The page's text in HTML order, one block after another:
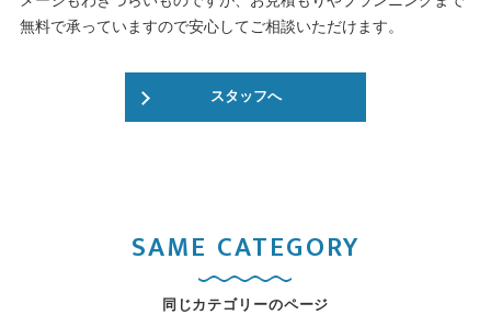
無料で承っていますので安心してご相談いただけます。
スタッフへ
同じカテゴリーのページ
SAME CATEGORY